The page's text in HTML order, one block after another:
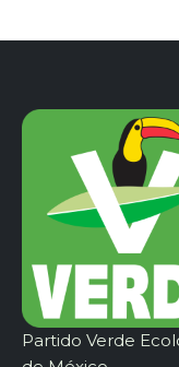
Partido Verde